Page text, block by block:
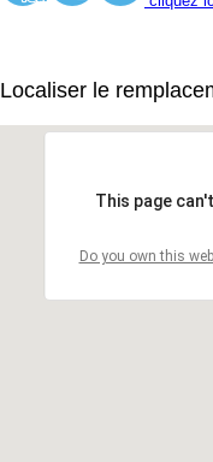
Localiser le
This page
Do you own this